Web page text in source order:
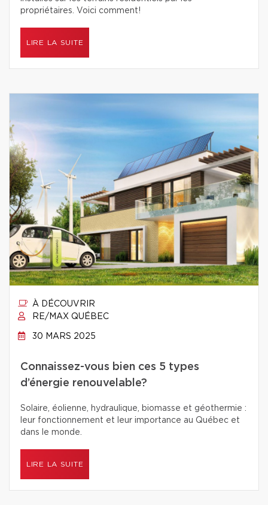
propriétaires. Voici comment!
LIRE LA SUITE
À DÉCOUVRIR
RE/MAX QUÉBEC
30 MARS 2025
Connaissez-vous bien ces 5 types
d’énergie renouvelable?
Solaire, éolienne, hydraulique, biomasse et géothermie :
leur fonctionnement et leur importance au Québec et
dans le monde.
LIRE LA SUITE